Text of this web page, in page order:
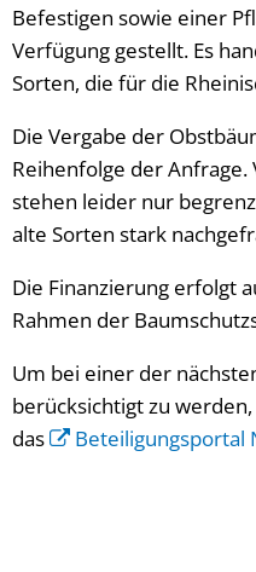
Befestigen sowie einer
Verfügung gestellt. Es
Sorten, die für die
Die Vergabe der
Reihenfolge der Anfrage.
stehen leider nur
alte Sorten stark
Die Finanzierung erfolgt
Rahmen der
Um bei einer der
berücksichtigt zu
das
Beteiligungsportal